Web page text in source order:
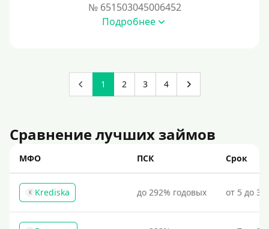
№ 651503045006452
Подробнее
1 2 3 4
Сравнение лучших займов
МФО ПСК Срок
K Krediska до 292% годовых от 5 до